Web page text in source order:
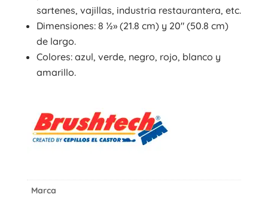
sartenes, vajillas, industria restaurantera, etc.
Dimensiones: 8 ½» (21.8 cm) y 20″ (50.8 cm)
de largo.
Colores: azul, verde, negro, rojo, blanco y
amarillo.
Marca